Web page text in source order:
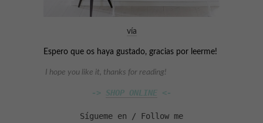
vía
Espero que os haya gustado, gracias por leerme!
I hope you like it, thanks for reading!
-> SHOP ONLINE <-
Sígueme en / Follow me